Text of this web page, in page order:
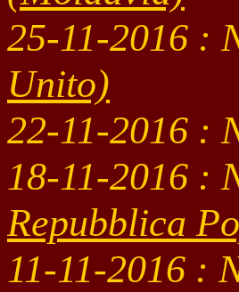
25-11-2016 :
Unito)
22-11-2016 :
18-11-2016 :
Repubblica
11-11-2016 :